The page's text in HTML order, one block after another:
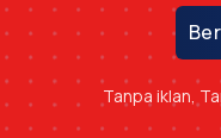
Tanpa iklan,